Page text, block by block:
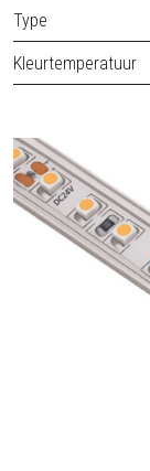
Type
Kleurtemperatuur